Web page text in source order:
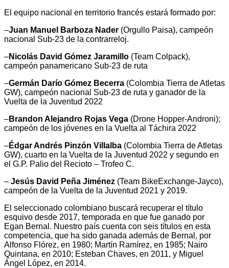
El equipo nacional en territorio francés estará formado por:
–Juan Manuel Barboza Nader (Orgullo Paisa), campeón
nacional Sub-23 de la contrarreloj.
–Nicolás David Gómez Jaramillo (Team Colpack),
campeón panamericano Sub-23 de ruta
–Germán Darío Gómez Becerra (Colombia Tierra de Atletas
GW), campeón nacional Sub-23 de ruta y ganador de la
Vuelta de la Juventud 2022
–Brandon Alejandro Rojas Vega (Drone Hopper-Androni);
campeón de los jóvenes en la Vuelta al Táchira 2022
–Édgar Andrés Pinzón Villalba (Colombia Tierra de Atletas
GW), cuarto en la Vuelta de la Juventud 2022 y segundo en
el G.P. Palio del Recioto – Trofeo C.
– Jesús David Peña Jiménez (Team BikeExchange-Jayco),
campeón de la Vuelta de la Juventud 2021 y 2019.
El seleccionado colombiano buscará recuperar el título
esquivo desde 2017, temporada en que fue ganado por
Egan Bernal. Nuestro país cuenta con seis títulos en esta
competencia, que ha sido ganada además de Bernal, por
Alfonso Flórez, en 1980; Martín Ramírez, en 1985; Nairo
Quintana, en 2010; Esteban Chaves, en 2011, y Miguel
Ángel López, en 2014.